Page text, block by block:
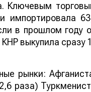
Ключевым
импортировала
в прошлом году
выкупила сразу
рынки:
раза)